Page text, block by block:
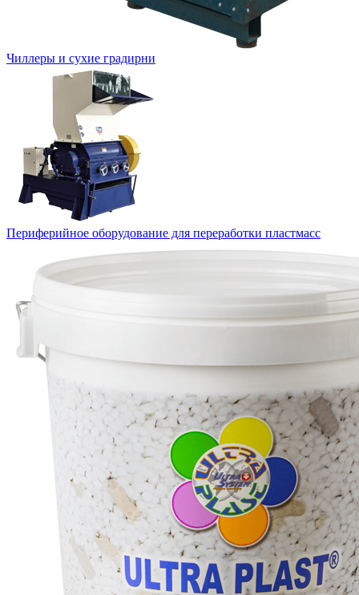
Чиллеры и сухие градирни
Периферийное оборудование для переработки пластмасс